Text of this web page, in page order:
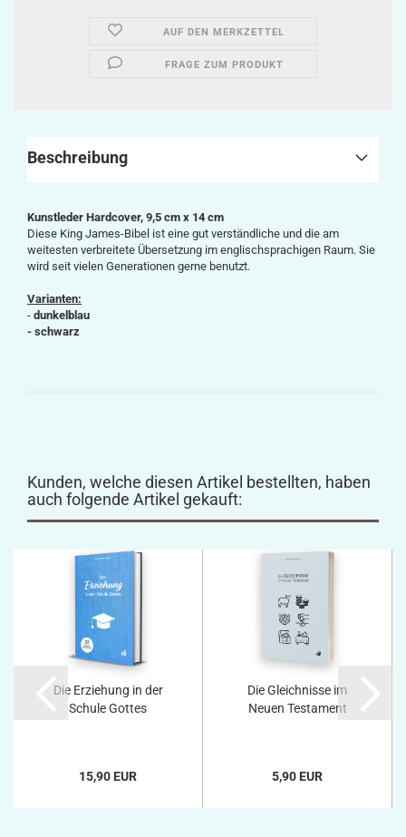
AUF DEN MERKZETTEL
FRAGE ZUM PRODUKT
Beschreibung
Kunstleder Hardcover, 9,5 cm x 14 cm
Diese King James-Bibel ist eine gut verständliche und die am
weitesten verbreitete Übersetzung im englischsprachigen Raum. Sie
wird seit vielen Generationen gerne benutzt.
Varianten:
- dunkelblau
- schwarz
Kunden, welche diesen Artikel bestellten, haben
auch folgende Artikel gekauft:
Die Erziehung in der
Schule Gottes
15,90 EUR
Die Gleichnisse im
Neuen Testament
5,90 EUR